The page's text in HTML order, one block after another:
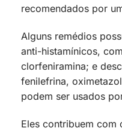
recomendados por
Alguns remédios
anti-histamínicos,
clorfeniramina; e
fenilefrina,
podem ser usados
Eles contribuem com